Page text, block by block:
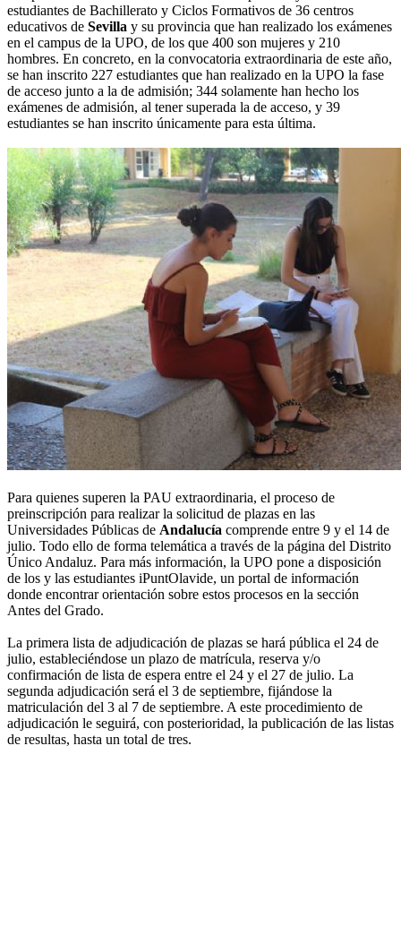
estudiantes de Bachillerato y Ciclos Formativos de 36 centros
educativos de Sevilla y su provincia que han realizado los exámenes
en el campus de la UPO, de los que 400 son mujeres y 210
hombres. En concreto, en la convocatoria extraordinaria de este año,
se han inscrito 227 estudiantes que han realizado en la UPO la fase
de acceso junto a la de admisión; 344 solamente han hecho los
exámenes de admisión, al tener superada la de acceso, y 39
estudiantes se han inscrito únicamente para esta última.
Para quienes superen la PAU extraordinaria, el proceso de
preinscripción para realizar la solicitud de plazas en las
Universidades Públicas de Andalucía comprende entre 9 y el 14 de
julio. Todo ello de forma telemática a través de la página del Distrito
Único Andaluz. Para más información, la UPO pone a disposición
de los y las estudiantes iPuntOlavide, un portal de información
donde encontrar orientación sobre estos procesos en la sección
Antes del Grado.
La primera lista de adjudicación de plazas se hará pública el 24 de
julio, estableciéndose un plazo de matrícula, reserva y/o
confirmación de lista de espera entre el 24 y el 27 de julio. La
segunda adjudicación será el 3 de septiembre, fijándose la
matriculación del 3 al 7 de septiembre. A este procedimiento de
adjudicación le seguirá, con posterioridad, la publicación de las listas
de resultas, hasta un total de tres.